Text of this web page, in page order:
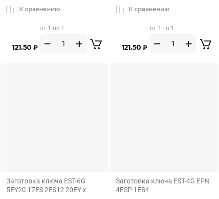
121.50 ₽
от 1 по 1
К сравнению
121.50 ₽
от 1 по 1
К сравнению
Заготовка ключа EST-6G
5EY20 17ES 2ES12 20EY x
Заготовка ключа EST-4G EPN
4ESP 1ES4